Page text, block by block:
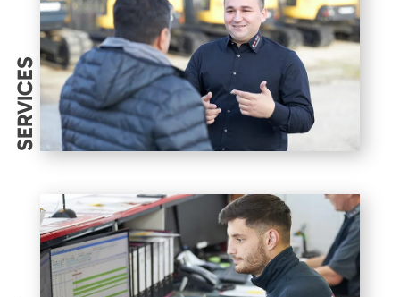
SERVICES